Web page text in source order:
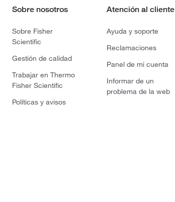
Sobre nosotros
Sobre Fisher
Scientific
Gestión de calidad
Trabajar en Thermo
Fisher Scientific
Políticas y avisos
Atención al cliente
Ayuda y soporte
Reclamaciones
Panel de mi cuenta
Informar de un
problema de la web